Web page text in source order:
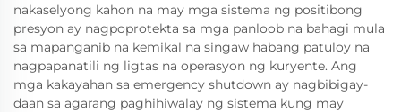
nakaselyong kahon na may mga sistema ng positibong
presyon ay nagpoprotekta sa mga panloob na bahagi mula
sa mapanganib na kemikal na singaw habang patuloy na
nagpapanatili ng ligtas na operasyon ng kuryente. Ang
mga kakayahan sa emergency shutdown ay nagbibigay-
daan sa agarang paghihiwalay ng sistema kung may